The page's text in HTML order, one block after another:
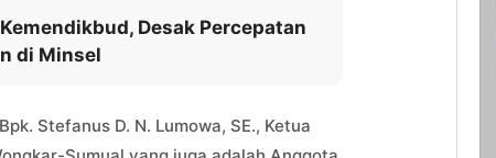
Desak Percepatan
di Minsel
Stefanus D. N. Lumowa, SE., Ketua